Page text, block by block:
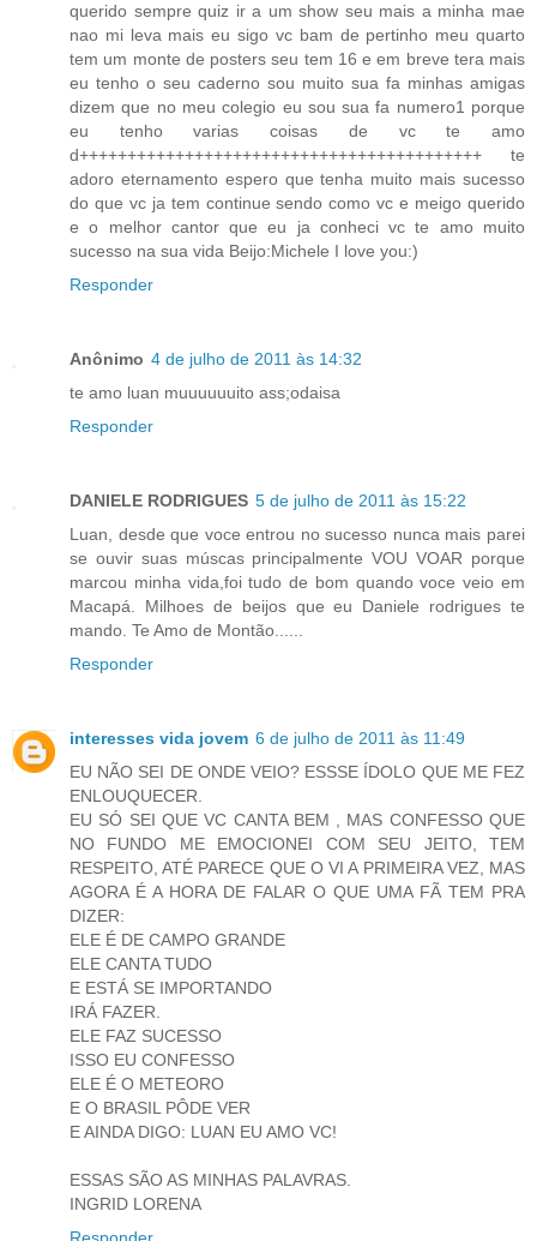
querido sempre quiz ir a um show seu mais a minha mae
nao mi leva mais eu sigo vc bam de pertinho meu quarto
tem um monte de posters seu tem 16 e em breve tera mais
eu tenho o seu caderno sou muito sua fa minhas amigas
dizem que no meu colegio eu sou sua fa numero1 porque
eu tenho varias coisas de vc te amo
d++++++++++++++++++++++++++++++++++++++++++ te
adoro eternamento espero que tenha muito mais sucesso
do que vc ja tem continue sendo como vc e meigo querido
e o melhor cantor que eu ja conheci vc te amo muito
sucesso na sua vida Beijo:Michele I love you:)
Responder
Anônimo 4 de julho de 2011 às 14:32
te amo luan muuuuuuito ass;odaisa
Responder
DANIELE RODRIGUES 5 de julho de 2011 às 15:22
Luan, desde que voce entrou no sucesso nunca mais parei
se ouvir suas múscas principalmente VOU VOAR porque
marcou minha vida,foi tudo de bom quando voce veio em
Macapá. Milhoes de beijos que eu Daniele rodrigues te
mando. Te Amo de Montão......
Responder
interesses vida jovem 6 de julho de 2011 às 11:49
EU NÃO SEI DE ONDE VEIO? ESSSE ÍDOLO QUE ME FEZ
ENLOUQUECER.
EU SÓ SEI QUE VC CANTA BEM , MAS CONFESSO QUE
NO FUNDO ME EMOCIONEI COM SEU JEITO, TEM
RESPEITO, ATÉ PARECE QUE O VI A PRIMEIRA VEZ, MAS
AGORA É A HORA DE FALAR O QUE UMA FÃ TEM PRA
DIZER:
ELE É DE CAMPO GRANDE
ELE CANTA TUDO
E ESTÁ SE IMPORTANDO
IRÁ FAZER.
ELE FAZ SUCESSO
ISSO EU CONFESSO
ELE É O METEORO
E O BRASIL PÔDE VER
E AINDA DIGO: LUAN EU AMO VC!
ESSAS SÃO AS MINHAS PALAVRAS.
INGRID LORENA